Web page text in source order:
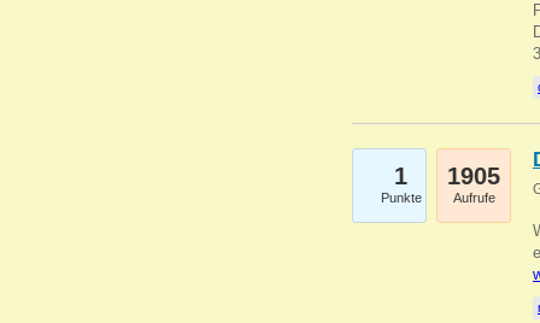
1
Punkte
1905
Aufrufe